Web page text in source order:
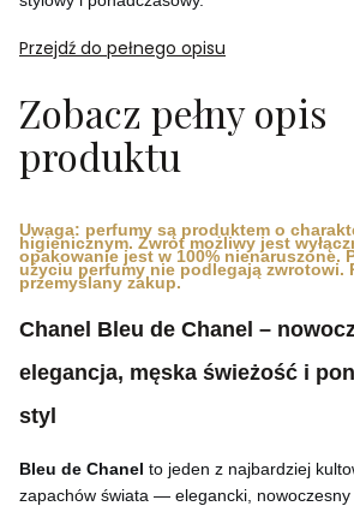
Przejdź do pełnego opisu
Zobacz pełny opis
produktu
Uwaga: perfumy są produktem o
higienicznym. Zwrot możliwy jest
opakowanie jest w 100% nienaruszone.
użyciu perfumy nie podlegają zwrotowi.
przemyślany zakup.
Chanel Bleu de Chanel –
elegancja, męska świeżość i
styl
Bleu de Chanel to jeden z najbardziej
zapachów świata — elegancki, nowoczesny